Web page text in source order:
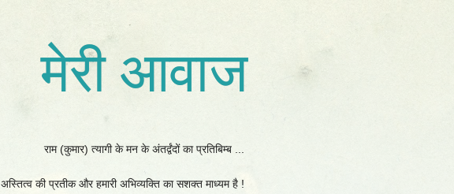
मेरी आवाज
राम (कुमार) त्यागी के मन के अंतर्द्वंदों का प्रतिबिम्ब ...
अस्तित्व की प्रतीक और हमारी अभिव्यक्ति का सशक्त माध्यम है !